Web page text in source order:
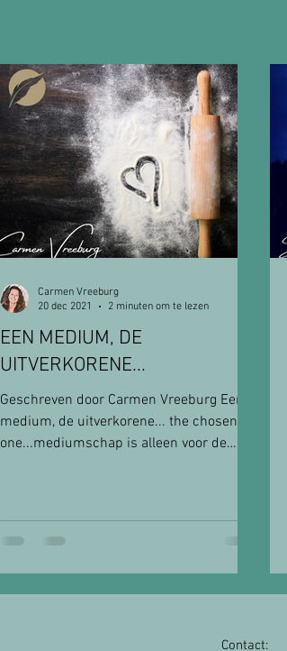
EEN MEDIUM, DE
UITVERKORENE...
Geschreven door Carmen Vreeburg Een
medium, de uitverkorene... the chosen
one...mediumschap is alleen voor de
Carmen Vreeburg
20 dec 2021
2 minuten om te lezen
Contact: